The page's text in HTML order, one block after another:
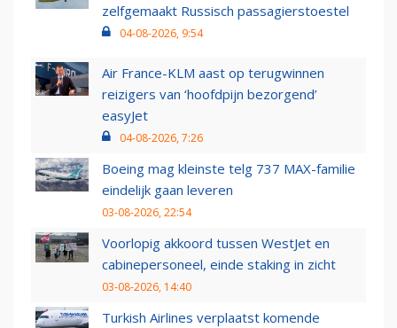
zelfgemaakt Russisch passagierstoestel
04-08-2026, 9:54
Air France-KLM aast op terugwinnen
reizigers van ‘hoofdpijn bezorgend’
easyJet
04-08-2026, 7:26
Boeing mag kleinste telg 737 MAX-familie
eindelijk gaan leveren
03-08-2026, 22:54
Voorlopig akkoord tussen WestJet en
cabinepersoneel, einde staking in zicht
03-08-2026, 14:40
Turkish Airlines verplaatst komende